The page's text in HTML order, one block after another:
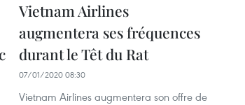
Vietnam Airlines
augmentera ses fréquences
durant le Têt du Rat
07/01/2020 08:30
Vietnam Airlines augmentera son offre de